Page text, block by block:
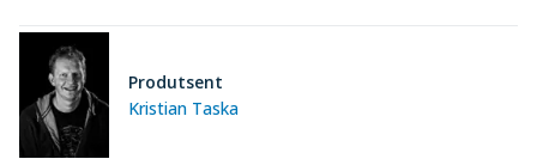
Kristian Taska
Produtsent